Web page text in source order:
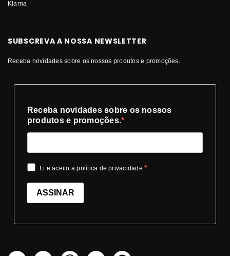
Klarna
SUBSCREVA A NOSSA NEWSLETTER
Receba novidades sobre os nossos produtos e promoções.
Receba novidades sobre os nossos
produtos e promoções.
Li e aceito a política de privacidade.
ASSINAR